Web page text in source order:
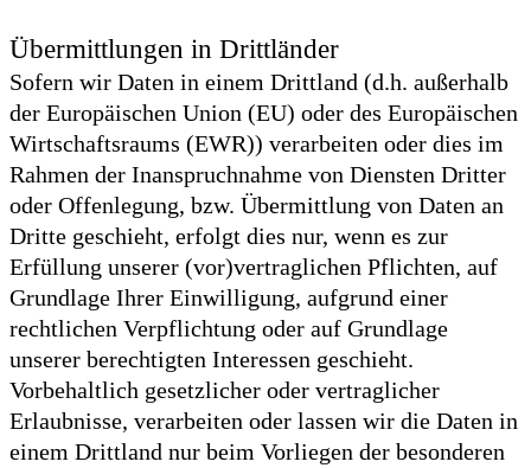
Übermittlungen in Drittländer
Sofern wir Daten in einem Drittland (d.h. außerhalb
der Europäischen Union (EU) oder des Europäischen
Wirtschaftsraums (EWR)) verarbeiten oder dies im
Rahmen der Inanspruchnahme von Diensten Dritter
oder Offenlegung, bzw. Übermittlung von Daten an
Dritte geschieht, erfolgt dies nur, wenn es zur
Erfüllung unserer (vor)vertraglichen Pflichten, auf
Grundlage Ihrer Einwilligung, aufgrund einer
rechtlichen Verpflichtung oder auf Grundlage
unserer berechtigten Interessen geschieht.
Vorbehaltlich gesetzlicher oder vertraglicher
Erlaubnisse, verarbeiten oder lassen wir die Daten in
einem Drittland nur beim Vorliegen der besonderen